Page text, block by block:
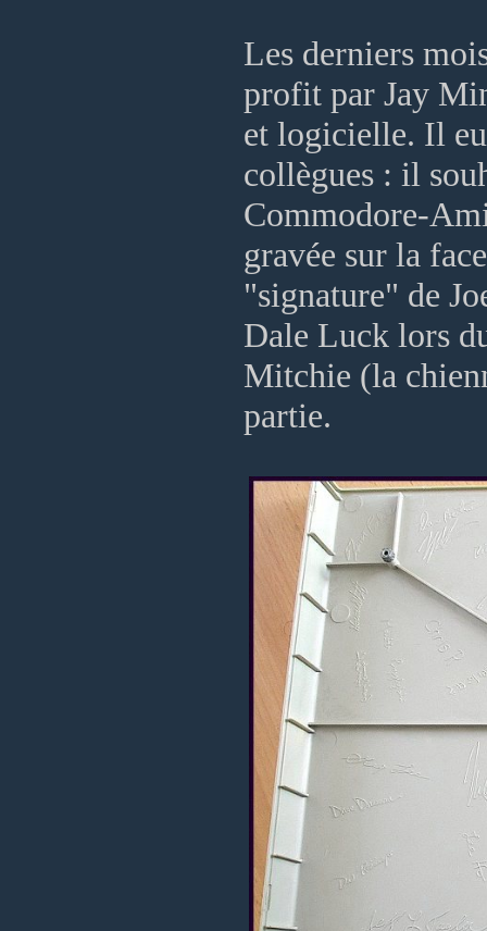
Les derniers
profit par Jay
et logicielle. Il
collègues : il
Commodore-
gravée sur la
"signature" de
Dale Luck lors
Mitchie (la
partie.